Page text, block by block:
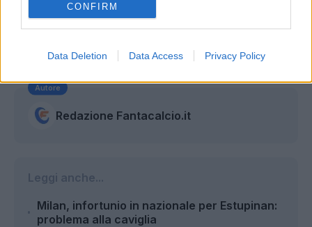
CONFIRM
Data Deletion Data Access Privacy Policy
Autore
Redazione Fantacalcio.it
Leggi anche...
Milan, infortunio in nazionale per Estupinan:
problema alla caviglia